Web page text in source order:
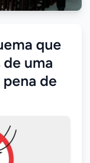
que
de uma
de